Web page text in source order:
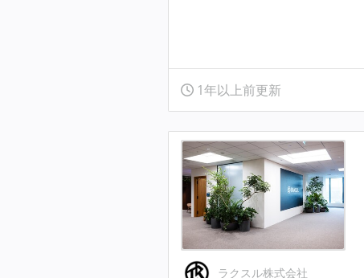
1年以上前更新
ラクスル株式会社